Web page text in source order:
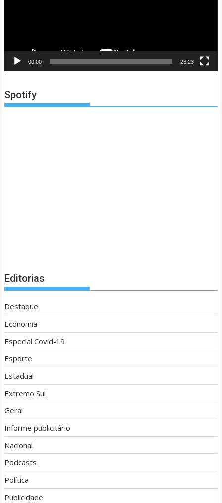
00:00 26:23
Spotify
Editorias
Destaque
Economia
Especial Covid-19
Esporte
Estadual
Extremo Sul
Geral
Informe publicitário
Nacional
Podcasts
Política
Publicidade